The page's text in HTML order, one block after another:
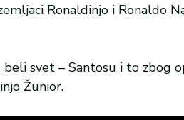
Ronaldinjo i Ronaldo
svet – Santosu i to zbog
Žunior.